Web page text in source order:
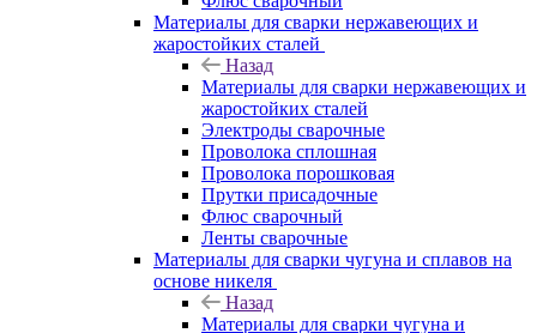
Материалы для сварки нержавеющих и
жаростойких сталей
Назад
Материалы для сварки нержавеющих и
жаростойких сталей
Электроды сварочные
Проволока сплошная
Проволока порошковая
Прутки присадочные
Флюс сварочный
Ленты сварочные
Материалы для сварки чугуна и сплавов на
основе никеля
Назад
Материалы для сварки чугуна и